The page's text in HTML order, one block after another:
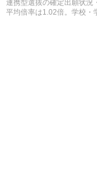
連携型選抜の確定出願状況
平均倍率は1.02倍。学校・